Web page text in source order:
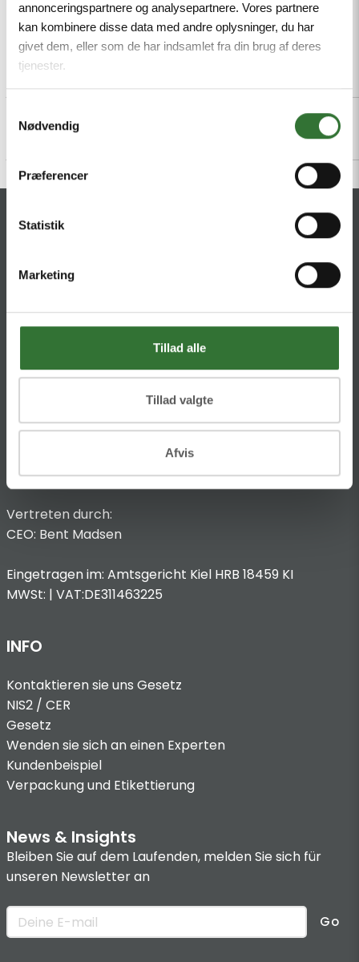
annonceringspartnere og analysepartnere. Vores partnere
kan kombinere disse data med andre oplysninger, du har
givet dem, eller som de har indsamlet fra din brug af deres
tjenester.
Nødvendig
Præferencer
Statistik
Marketing
Tillad alle
Tillad valgte
Afvis
KONTAKT
DK-4600 Køge
Impressum
Anbieterkennzeichnung
Hans Folsgaard GmbH
@:dach@folsgaard.com
Vertreten durch:
CEO: Bent Madsen
Eingetragen im: Amtsgericht Kiel HRB 18459 KI
MWSt: | VAT:DE311463225
INFO
Kontaktieren sie uns Gesetz
NIS2 / CER
Gesetz
Wenden sie sich an einen Experten
Kundenbeispiel
Verpackung und Etikettierung
News & Insights
Bleiben Sie auf dem Laufenden, melden Sie sich für
unseren Newsletter an
Go